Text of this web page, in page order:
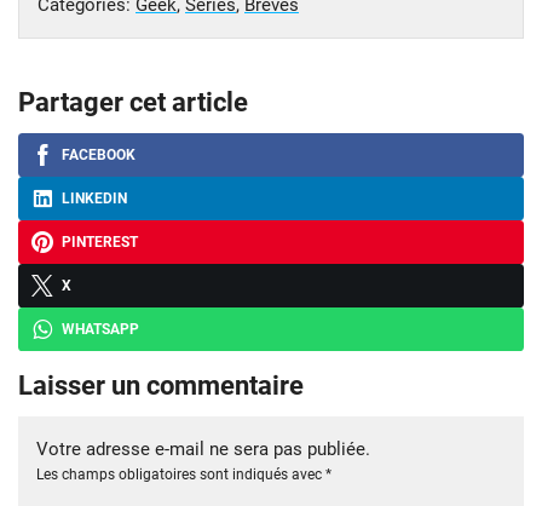
Catégories: Geek, Séries, Brèves
Partager cet article
FACEBOOK
LINKEDIN
PINTEREST
X
WHATSAPP
Laisser un commentaire
Votre adresse e-mail ne sera pas publiée.
Les champs obligatoires sont indiqués avec *